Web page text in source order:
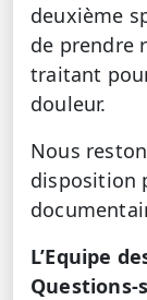
deuxième
de prendre
traitant
douleur.
Nous
disposition
L’Equipe
Questions-